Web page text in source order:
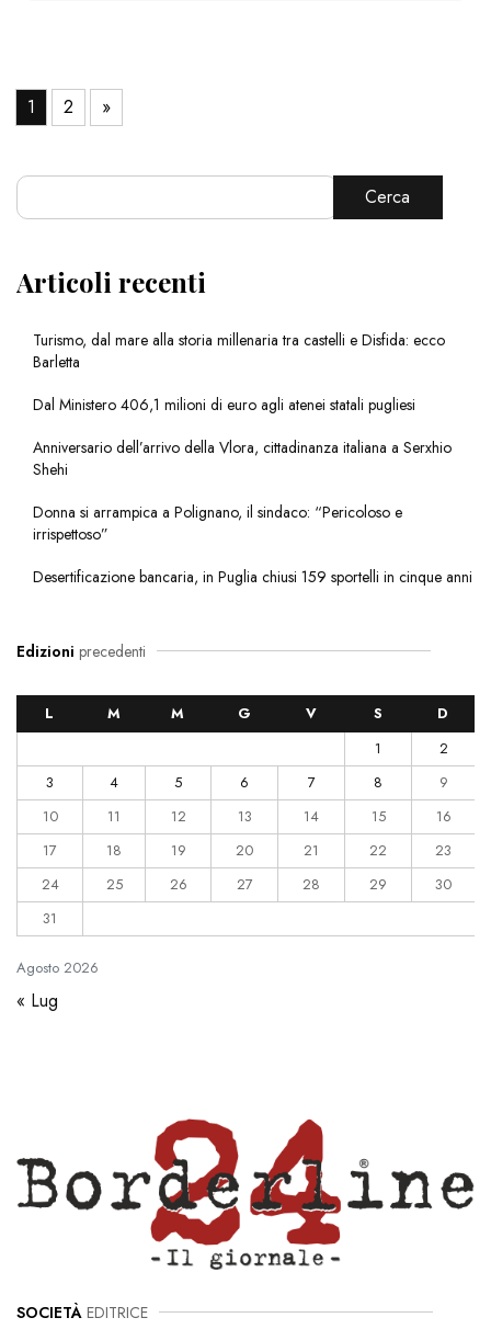
1 2 »
Cerca
Articoli recenti
Turismo, dal mare alla storia millenaria tra castelli e Disfida: ecco
Barletta
Dal Ministero 406,1 milioni di euro agli atenei statali pugliesi
Anniversario dell’arrivo della Vlora, cittadinanza italiana a Serxhio
Shehi
Donna si arrampica a Polignano, il sindaco: “Pericoloso e
irrispettoso”
Desertificazione bancaria, in Puglia chiusi 159 sportelli in cinque anni
Edizioni precedenti
Agosto 2026
L M M G V S
D
1
2
3
4 5 6 7 8
9
10
11 12 13 14 15
16
17
18 19 20 21 22
23
24
25 26 27 28 29
30
31
« Lug
SOCIETÀ EDITRICE